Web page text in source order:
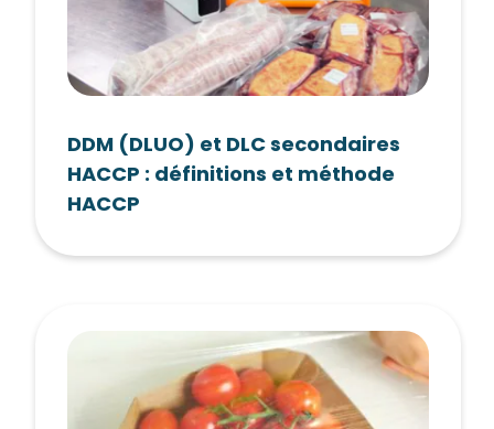
DDM (DLUO) et DLC secondaires
HACCP : définitions et méthode
HACCP